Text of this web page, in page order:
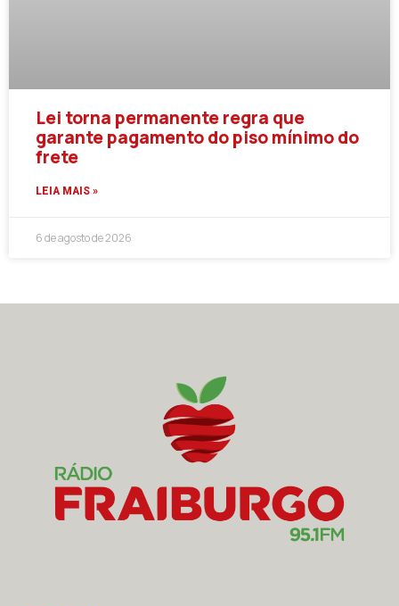
Lei torna permanente regra que
garante pagamento do piso mínimo do
frete
LEIA MAIS »
6 de agosto de 2026